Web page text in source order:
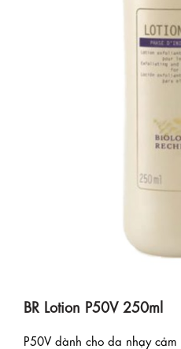
BR Lotion P50V 250ml
P50V dành cho da nhạy